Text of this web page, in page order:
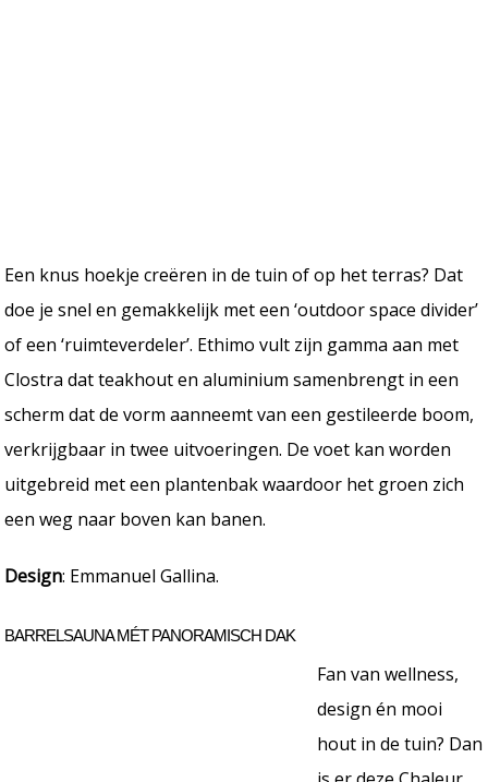
Een knus hoekje creëren in de tuin of op het terras? Dat
doe je snel en gemakkelijk met een ‘outdoor space divider’
of een ‘ruimteverdeler’. Ethimo vult zijn gamma aan met
Clostra dat teakhout en aluminium samenbrengt in een
scherm dat de vorm aanneemt van een gestileerde boom,
verkrijgbaar in twee uitvoeringen. De voet kan worden
uitgebreid met een plantenbak waardoor het groen zich
een weg naar boven kan banen.
Design: Emmanuel Gallina.
BARRELSAUNA MÉT PANORAMISCH DAK
Fan van wellness,
design én mooi
hout in de tuin? Dan